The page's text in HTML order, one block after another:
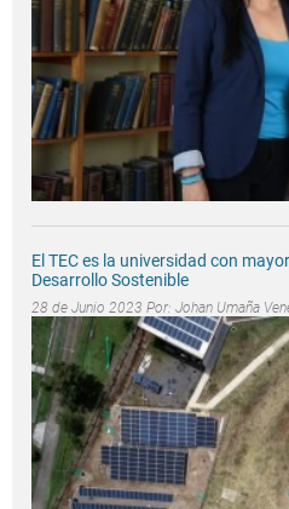
El TEC es la universidad con
Desarrollo Sostenible
28 de Junio 2023 Por: Johan Umaña